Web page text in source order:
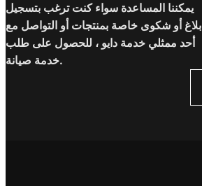
يمكننا المساعدة سواء كنت ترغب بتسجيل
بلاغ أو شكوى خاصة بمنتجات أو التواصل مع
أحد ممثلي خدمة دايو ، للحصول على طلب
خدمة صيانة.